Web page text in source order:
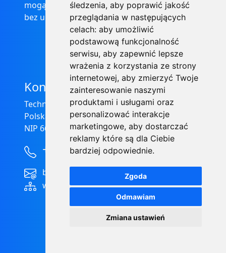
śledzenia, aby poprawić jakość
przeglądania w następujących
celach: aby umożliwić
podstawową funkcjonalność
serwisu, aby zapewnić lepsze
wrażenia z korzystania ze strony
internetowej, aby zmierzyć Twoje
zainteresowanie naszymi
produktami i usługami oraz
personalizować interakcje
marketingowe, aby dostarczać
reklamy które są dla Ciebie
bardziej odpowiednie.
Zgoda
Odmawiam
Zmiana ustawień
mogą ulec zmianie bez podania przyczyny i
bez uprzedzenia.
Kontakt
Technical Grzegorz Tęgos
Polska, 62-600 Koło, ul. Toruńska 212
NIP 666-137-75-84, REGON 310288700
+48 63-27-25-478
biuro@technical.pl
www.technical.pl
Copyright © 2023 - 2026Technical